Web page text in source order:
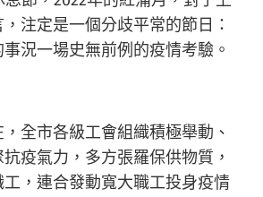
注定是一個分歧平常的節日：
況一場史無前例的疫情考驗。
市各級工會組織積極舉動、
疫氣力，多方張羅保供物質，
，連合發動寬大職工投身疫情